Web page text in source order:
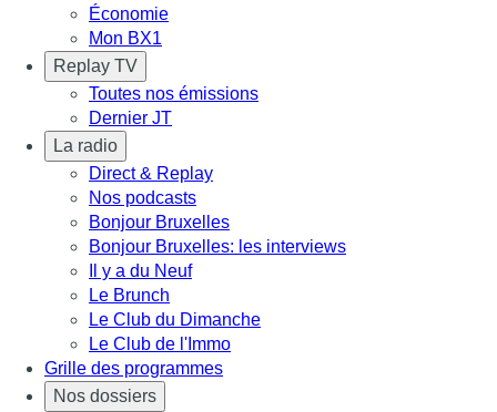
Économie
Mon BX1
Replay TV
Toutes nos émissions
Dernier JT
La radio
Direct & Replay
Nos podcasts
Bonjour Bruxelles
Bonjour Bruxelles: les interviews
Il y a du Neuf
Le Brunch
Le Club du Dimanche
Le Club de l'Immo
Grille des programmes
Nos dossiers